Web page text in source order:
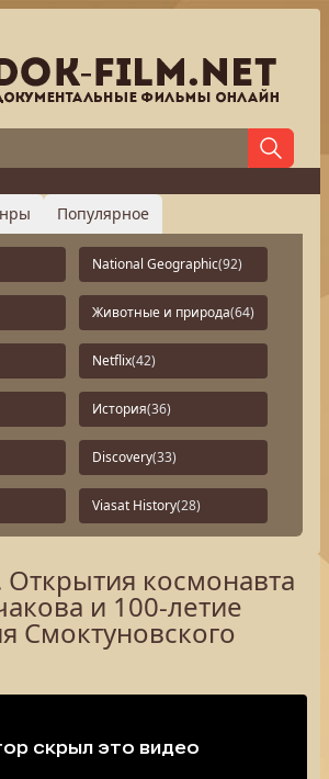
Популярное
National Geographic(92)
Животные и природа(64)
Netflix(42)
История(36)
Discovery(33)
Viasat History(28)
космонавта
и 100-летие
Смоктуновского